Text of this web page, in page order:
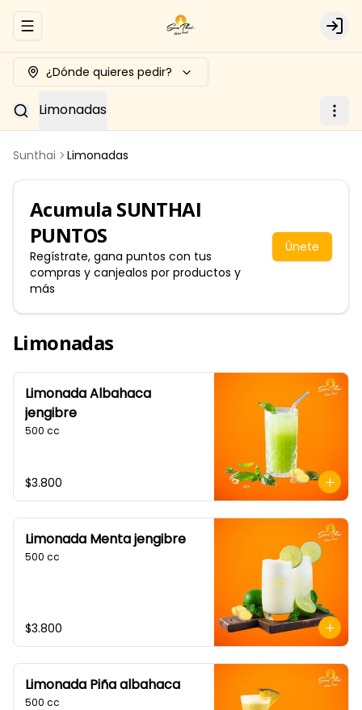
Abrir menu de navegación Login
¿Dónde quieres pedir?
Limonadas
Sunthai Limonadas
Acumula SUNTHAI
PUNTOS
Regístrate, gana puntos con tus
compras y canjealos por productos y
más
Únete
Limonadas
Limonada Albahaca
jengibre
500 cc
$3.800
Limonada Menta jengibre
500 cc
$3.800
Limonada Piña albahaca
500 cc